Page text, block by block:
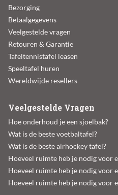
Bezorging
Betaalgegevens
Veelgestelde vragen
Retouren & Garantie
Tafeltennistafel leasen
Speeltafel huren
Wereldwijde resellers
Veelgestelde Vragen
Hoe onderhoud je een sjoelbak?
Wat is de beste voetbaltafel?
Wat is de beste airhockey tafel?
Hoeveel ruimte heb je nodig voor
Hoeveel ruimte heb je nodig voor
Hoeveel ruimte heb je nodig voor